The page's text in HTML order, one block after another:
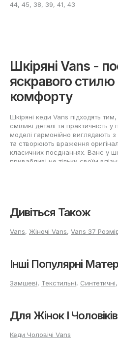
44, 45, 38, 39, 41, 43
Шкіряні Vans -
яскравого стилю
комфорту
Шкіряні кеди Vans підходять
сміливі деталі та практичність
моделі гармонійно виглядають
та створюють враження
класичних поєднаннях. Ванс у
привабливі не тільки своїм
індивідуальний образ щодня.
Популярні
В актуальній лінійці
смузі та мінімалістичному
виразному силуету та
шанувальників універсальності
що відрізняються лаконічністю, і
Дивіться Також
Vans, Жіночі Vans, Vans 37
Інші Популярні
Замшеві, Текстильні, Синтетичні,
Для Жінок І Чоловіків
Кеди Чоловічі Vans